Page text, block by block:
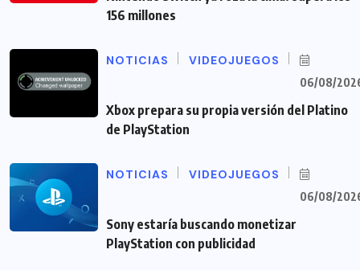
156 millones
NOTICIAS VIDEOJUEGOS
06/08/
Xbox prepara su propia versión del Platino
de PlayStation
NOTICIAS VIDEOJUEGOS
06/08/
Sony estaría buscando monetizar
PlayStation con publicidad